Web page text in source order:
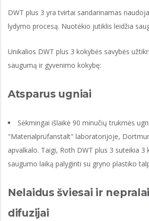
DWT plus 3 yra tvirtai sandarinamas
lydymo procesą. Nuotėkio jutiklis leidžia
Unikalios DWT plus 3 kokybės savybės
saugumą ir gyvenimo kokybę:
Atsparus ugniai
Sėkmingai išlaikė 90 minučių trukmės
"Materialprüfanstalt" laboratorijoje,
apvalkalo. Taigi, Roth DWT plus 3 suteikia 3
saugumo laiką palyginti su gryno plastiko
Nelaidus šviesai ir
difuzijai